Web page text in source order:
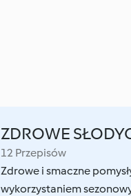
ZDROWE
12 Przepisów
Zdrowe i smaczne
wykorzystaniem